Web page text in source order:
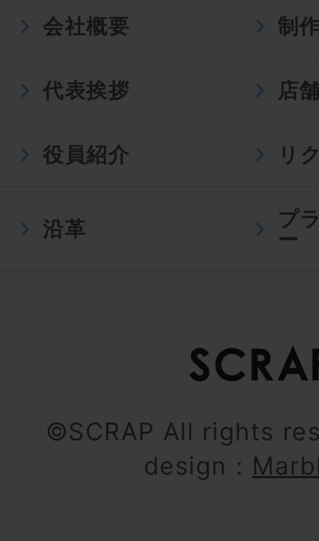
会社概要 制
代表挨拶 店
役員紹介 リ
沿革
プ
ー
©SCRAP All rights
design：